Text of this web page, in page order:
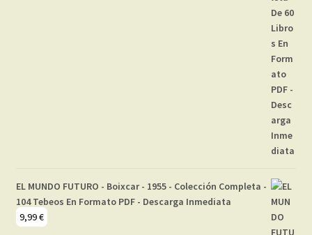
EL MUNDO FUTURO - Boixcar - 1955 - Colección Completa -
104 Tebeos En Formato PDF - Descarga Inmediata
9,99€